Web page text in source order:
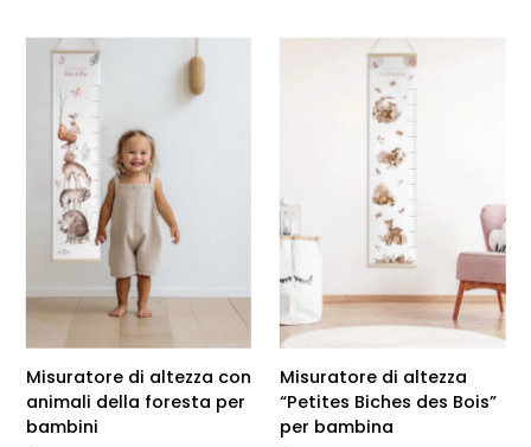
Misuratore di altezza con
animali della foresta per
bambini
Misuratore di altezza
“Petites Biches des Bois”
per bambina